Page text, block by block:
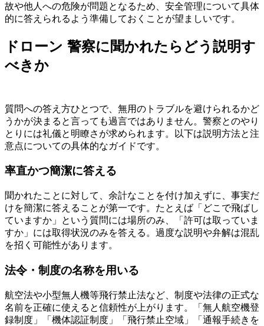
故や他人への危険が問題となるため、安全管理について具体
的に答えられるよう準備しておくことが望ましいです。
ドローン 警察に聞かれたらどう説明す
べきか
質問への答え方ひとつで、無用のトラブルを避けられるかど
うかが決まると言っても過言ではありません。警察とのやり
とりには礼儀と明瞭さが求められます。以下は説明方法と注
意点についての具体的なガイドです。
率直かつ簡潔に答える
聞かれたことに対して、余計なことを付け加えずに、事実だ
けを簡潔に答えることが第一です。たとえば「どこで飛ばし
ていますか」という質問には場所のみ、「許可は取っていま
すか」には取得状況のみを答える。過度な説明や弁解は混乱
を招く可能性があります。
法令・制度の名称を用いる
航空法や小型無人機等飛行禁止法など、制度や法律の正式な
名前を正確に使えると信頼性が上がります。「無人航空機登
録制度」「機体認証制度」「飛行禁止空域」「通報手続きを